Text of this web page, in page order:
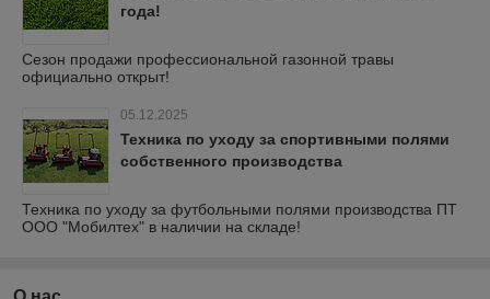
года!
Сезон продажи профессиональной газонной травы
официально открыт!
05.12.2025
Техника по уходу за спортивными полями
собственного производства
Техника по уходу за футбольными полями производства ПТ
ООО "Мобилтех" в наличии на складе!